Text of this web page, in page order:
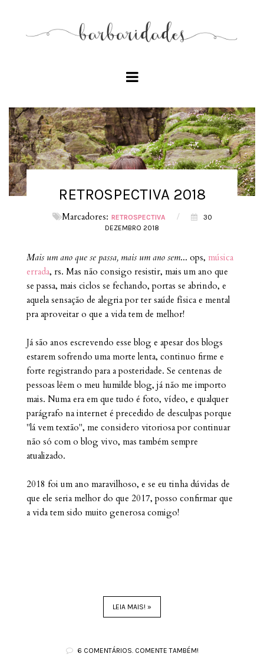
RETROSPECTIVA 2018
Marcadores: RETROSPECTIVA /
30
DEZEMBRO 2018
Mais um ano que se passa, mais um ano sem... ops, música
errada, rs. Mas não consigo resistir, mais um ano que
se passa, mais ciclos se fechando, portas se abrindo, e
aquela sensação de alegria por ter saúde física e mental
pra aproveitar o que a vida tem de melhor!
Já são anos escrevendo esse blog e apesar dos blogs
estarem sofrendo uma morte lenta, continuo firme e
forte registrando para a posteridade. Se centenas de
pessoas lêem o meu humilde blog, já não me importo
mais. Numa era em que tudo é foto, vídeo, e qualquer
parágrafo na internet é precedido de desculpas porque
"lá vem textão", me considero vitoriosa por continuar
não só com o blog vivo, mas também sempre
atualizado.
2018 foi um ano maravilhoso, e se eu tinha dúvidas de
que ele seria melhor do que 2017, posso confirmar que
a vida tem sido muito generosa comigo!
LEIA MAIS! »
6 COMENTÁRIOS. COMENTE TAMBÉM!